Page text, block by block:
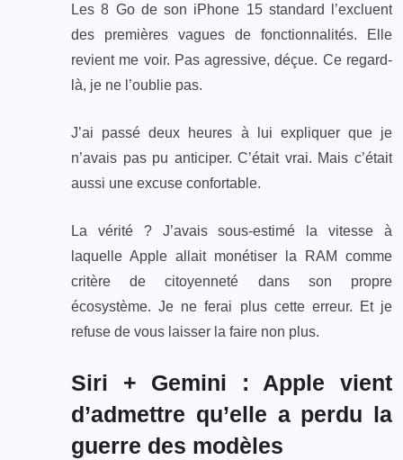
Les 8 Go de son iPhone 15 standard l’excluent
des premières vagues de fonctionnalités. Elle
revient me voir. Pas agressive, déçue. Ce regard-
là, je ne l’oublie pas.
J’ai passé deux heures à lui expliquer que je
n’avais pas pu anticiper. C’était vrai. Mais c’était
aussi une excuse confortable.
La vérité ? J’avais sous-estimé la vitesse à
laquelle Apple allait monétiser la RAM comme
critère de citoyenneté dans son propre
écosystème. Je ne ferai plus cette erreur. Et je
refuse de vous laisser la faire non plus.
Siri + Gemini : Apple vient
d’admettre qu’elle a perdu la
guerre des modèles